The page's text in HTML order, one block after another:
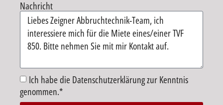
Nachricht
Ich habe die Datenschutzerklärung zur Kenntnis
genommen.*